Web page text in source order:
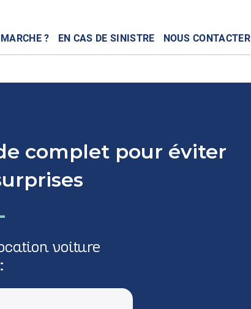
? EN CAS DE SINISTRE NOUS CONTACTER
complet pour éviter
voiture